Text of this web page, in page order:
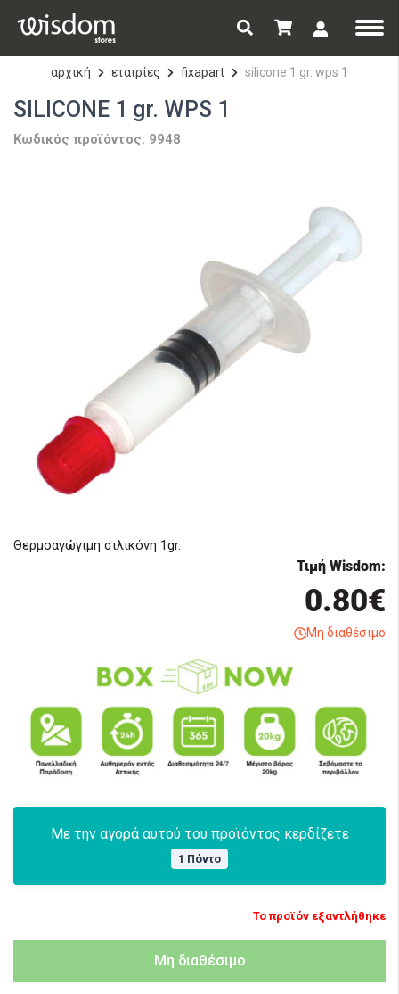
αρχική εταιρίες fixapart silicone 1 gr. wps 1
SILICONE 1 gr. WPS 1
Κωδικός προϊόντος: 9948
Θερμοαγώγιμη σιλικόνη 1gr.
Τιμή Wisdom:
0.80€
Μη διαθέσιμο
Με την αγορά αυτού του προϊόντος κερδίζετε
1 Πόντο
Το προϊόν εξαντλήθηκε
Μη διαθέσιμο